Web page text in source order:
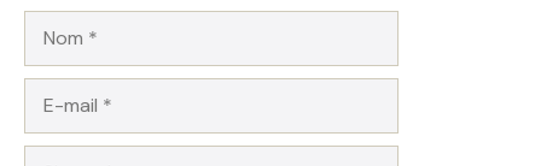
mail